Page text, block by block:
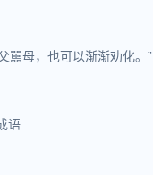
嚚母，也可以渐渐劝化。”
语